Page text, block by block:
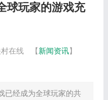
球玩家的游戏充
在线 【新闻资讯】
已经成为全球玩家的共